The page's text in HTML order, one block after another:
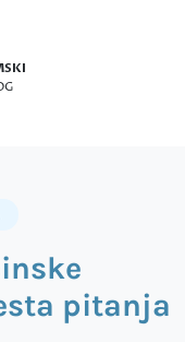
pitanja